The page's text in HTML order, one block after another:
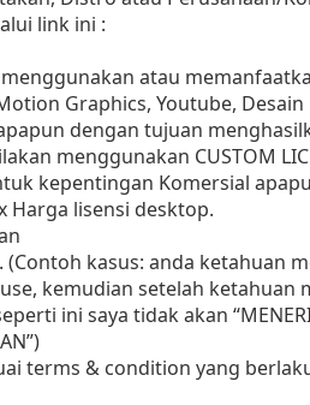
link ini :
menggunakan atau
Graphics, Youtube,
dengan tujuan
menggunakan CUSTOM
kepentingan Komersial
Harga lisensi desktop.
kasus: anda ketahuan
kemudian setelah ketahuan
ini saya tidak akan
terms & condition yang